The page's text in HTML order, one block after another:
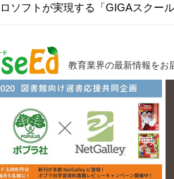
ソフトが実現する「GIGAスクー
教育業界の最新情報をお